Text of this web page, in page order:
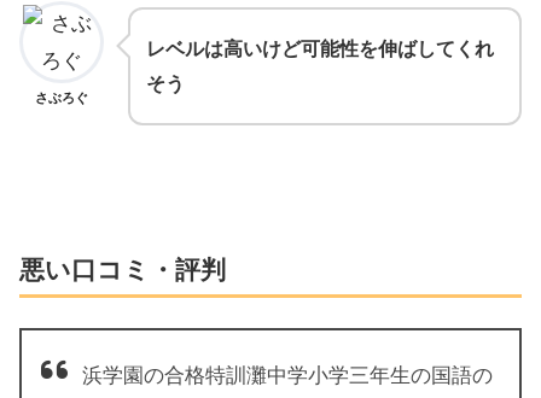
さぶろぐ
レベルは高いけど可能性を伸ばしてくれ
そう
悪い口コミ・評判
浜学園の合格特訓灘中学小学三年生の国語の